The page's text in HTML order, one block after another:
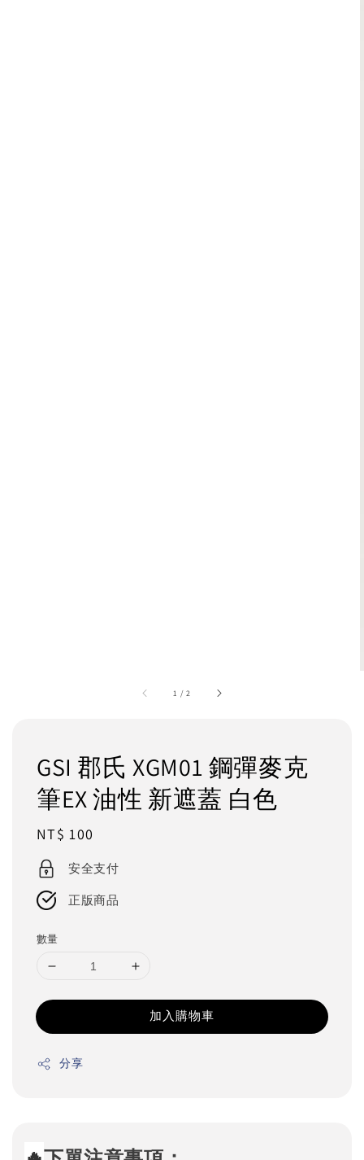
1 /2
GSI 郡氏 XGM01 鋼彈麥克
筆EX 油性 新遮蓋 白色
Regular
price
NT$ 100
安全支付
正版商品
數量
加入購物車
分享